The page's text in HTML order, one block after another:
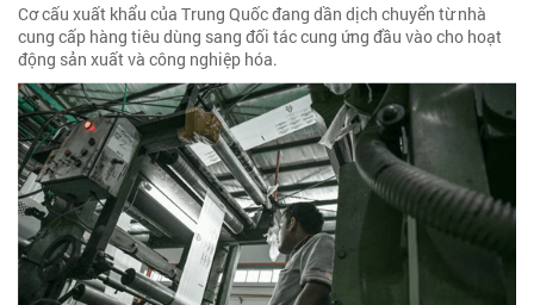
Cơ cấu xuất khẩu của Trung Quốc đang dần dịch chuyển từ nhà
cung cấp hàng tiêu dùng sang đối tác cung ứng đầu vào cho hoạt
động sản xuất và công nghiệp hóa.